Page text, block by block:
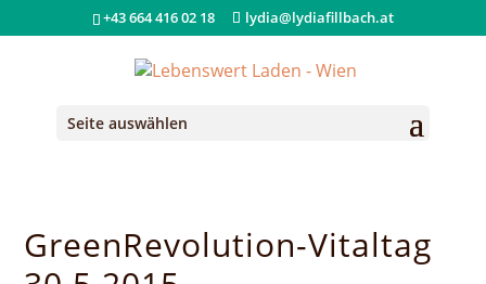
+43 664 416 02 18 lydia@lydiafillbach.at
Seite auswählen
GreenRevolution-Vitaltag